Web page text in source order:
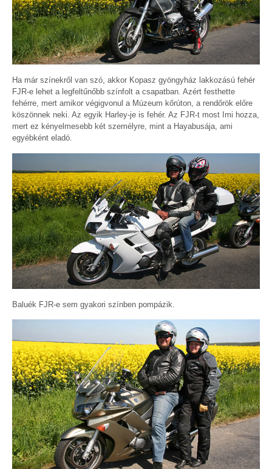
Ha már színekről van szó, akkor Kopasz gyöngyház lakkozású fehér
FJR-e lehet a legfeltűnőbb színfolt a csapatban. Azért festhette
fehérre, mert amikor végigvonul a Múzeum kőrúton, a rendőrök előre
köszönnek neki. Az egyik Harley-je is fehér. Az FJR-t most Imi hozza,
mert ez kényelmesebb két személyre, mint a Hayabusája, ami
egyébként eladó.
Baluék FJR-e sem gyakori színben pompázik.